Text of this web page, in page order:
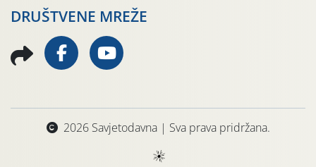
DRUŠTVENE MREŽE
2026 Savjetodavna | Sva prava pridržana.